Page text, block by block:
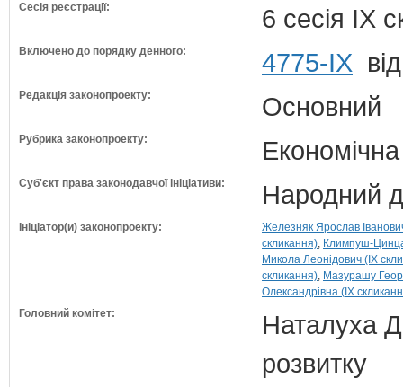
Сесія реєстрації: 6 сесія IX
Включено до порядку денного: 4775-IX
Редакція законопроекту: Основний
Рубрика законопроекту:
Суб'єкт права законодавчої ініціативи: Народний
Ініціатор(и) законопроекту:
Железняк Ярослав
скликання) Климпуш-
Микола Леонідович (IX
скликання) Мазурашу
Олександрівна (IX
Головний комітет:
Наталуха
розвитку